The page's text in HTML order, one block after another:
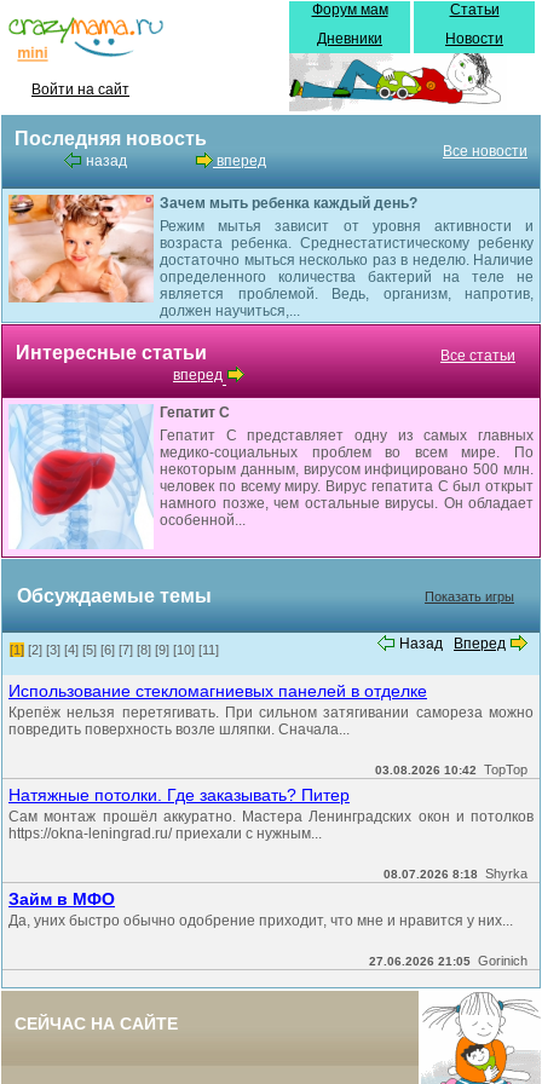
Войти на сайт
Форум мам
Дневники
Статьи
Новости
Последняя новость
назад вперед
Все новости
Зачем мыть ребенка каждый день?
Режим мытья зависит от уровня активности и
возраста ребенка. Среднестатистическому ребенку
достаточно мыться несколько раз в неделю. Наличие
определенного количества бактерий на теле не
является проблемой. Ведь, организм, напротив,
должен научиться,...
Интересные статьи
вперед
Все статьи
Гепатит С
Гепатит С представляет одну из самых главных
медико-социальных проблем во всем мире. По
некоторым данным, вирусом инфицировано 500 млн.
человек по всему миру. Вирус гепатита С был открыт
намного позже, чем остальные вирусы. Он обладает
особенной...
Обсуждаемые темы Показать игры
Назад Вперед
[1] [2] [3] [4] [5] [6] [7] [8] [9] [10] [11]
Использование стекломагниевых панелей в отделке
Крепёж нельзя перетягивать. При сильном затягивании самореза можно
повредить поверхность возле шляпки. Сначала...
03.08.2026 10:42 TopTop
Натяжные потолки. Где заказывать? Питер
Сам монтаж прошёл аккуратно. Мастера Ленинградских окон и потолков
https://okna-leningrad.ru/ приехали с нужным...
08.07.2026 8:18 Shyrka
Займ в МФО
Да, уних быстро обычно одобрение приходит, что мне и нравится у них...
27.06.2026 21:05 Gorinich
СЕЙЧАС НА САЙТЕ